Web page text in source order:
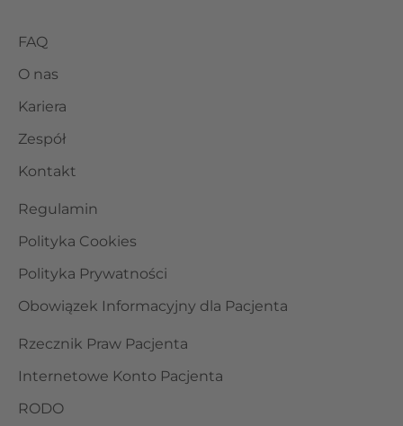
FAQ
O nas
Kariera
Zespół
Kontakt
Regulamin
Polityka Cookies
Polityka Prywatności
Obowiązek Informacyjny dla Pacjenta
Rzecznik Praw Pacjenta
Internetowe Konto Pacjenta
RODO